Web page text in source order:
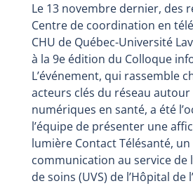
Le 13 novembre dernier, des
Centre de coordination en
CHU de Québec-Université
à la 9e édition du Colloque
L’événement, qui rassemble
acteurs clés du réseau
numériques en santé, a été
l’équipe de présenter une
lumière Contact Télésanté,
communication au service de
de soins (UVS) de l’Hôpital de